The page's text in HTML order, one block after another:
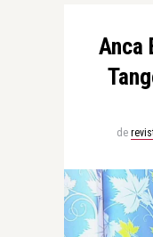
Anca
de